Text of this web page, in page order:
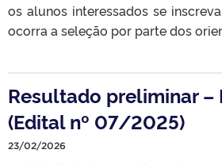
os alunos interessados se
ocorra a seleção por parte dos
Resultado preliminar –
(Edital nº 07/2025)
23/02/2026